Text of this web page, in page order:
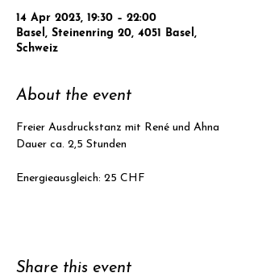
14 Apr 2023, 19:30 – 22:00
Basel, Steinenring 20, 4051 Basel,
Schweiz
About the event
Freier Ausdruckstanz mit René und Ahna
Dauer ca. 2,5 Stunden
Energieausgleich: 25 CHF
Share this event